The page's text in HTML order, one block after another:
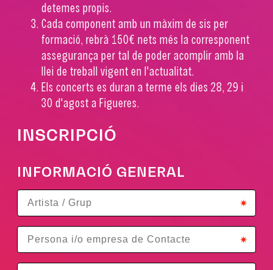
detemes propis.
Cada component amb un màxim de sis per
formació, rebrà 150€ nets més la corresponent
assegurança per tal de poder acomplir amb la
llei de treball vigent en l'actualitat.
Els concerts es duran a terme els dies 28, 29 i
30 d'agost a Figueres.
INSCRIPCIÓ
INFORMACIÓ GENERAL